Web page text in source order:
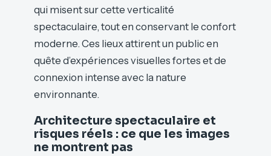
qui misent sur cette verticalité
spectaculaire, tout en conservant le confort
moderne. Ces lieux attirent un public en
quête d’expériences visuelles fortes et de
connexion intense avec la nature
environnante.
Architecture spectaculaire et
risques réels : ce que les images
ne montrent pas